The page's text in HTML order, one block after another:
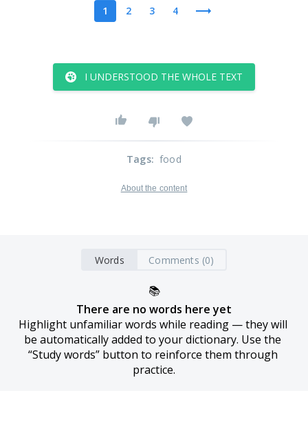
1 2 3 4
I UNDERSTOOD THE WHOLE TEXT
Tags: food
About the content
Words Comments (0)
📚
There are no words here yet
Highlight unfamiliar words while reading — they will
be automatically added to your dictionary. Use the
“Study words” button to reinforce them through
practice.